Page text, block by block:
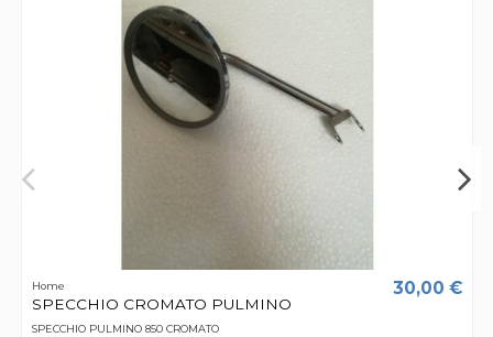
Home
SPECCHIO CROMATO PULMINO
30,00 €
SPECCHIO PULMINO 850 CROMATO